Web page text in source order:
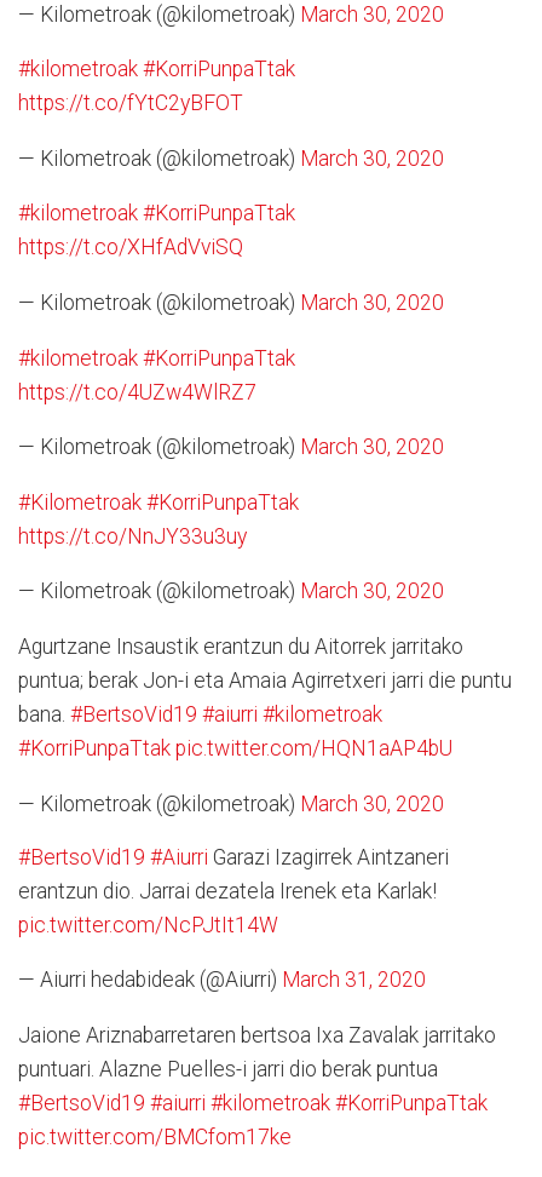
— Kilometroak (@kilometroak) March 30, 2020
#kilometroak #KorriPunpaTtak
https://t.co/fYtC2yBFOT
— Kilometroak (@kilometroak) March 30, 2020
#kilometroak #KorriPunpaTtak
https://t.co/XHfAdVviSQ
— Kilometroak (@kilometroak) March 30, 2020
#kilometroak #KorriPunpaTtak
https://t.co/4UZw4WlRZ7
— Kilometroak (@kilometroak) March 30, 2020
#Kilometroak #KorriPunpaTtak
https://t.co/NnJY33u3uy
— Kilometroak (@kilometroak) March 30, 2020
Agurtzane Insaustik erantzun du Aitorrek jarritako
puntua; berak Jon-i eta Amaia Agirretxeri jarri die puntu
bana. #BertsoVid19 #aiurri #kilometroak
#KorriPunpaTtak pic.twitter.com/HQN1aAP4bU
— Kilometroak (@kilometroak) March 30, 2020
#BertsoVid19 #Aiurri Garazi Izagirrek Aintzaneri
erantzun dio. Jarrai dezatela Irenek eta Karlak!
pic.twitter.com/NcPJtIt14W
— Aiurri hedabideak (@Aiurri) March 31, 2020
Jaione Ariznabarretaren bertsoa Ixa Zavalak jarritako
puntuari. Alazne Puelles-i jarri dio berak puntua
#BertsoVid19 #aiurri #kilometroak #KorriPunpaTtak
pic.twitter.com/BMCfom17ke